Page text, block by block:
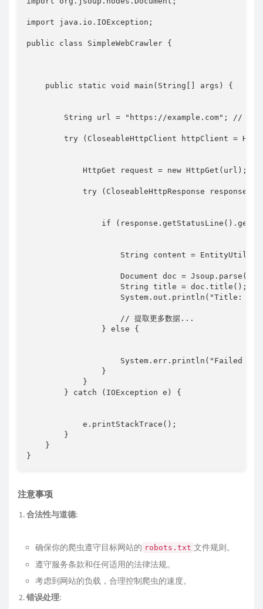
import java . io . IOException ;
public class SimpleWebCrawler {
public static void main ( String [ ] args ) {
String url = "https://example.com" ; // 替换
try ( CloseableHttpClient httpClient =
HttpGet request = new HttpGet ( url ) ;
try ( CloseableHttpResponse response
if ( response . getStatusLine ( ) .
String content = EntityUtils
Document doc = Jsoup . parse (
String title = doc . title ( ) ;
System . out . println ( "Title: "
// 提取更多数据...
} else {
System . err . println ( "Failed to
}
}
}
catch ( IOException e ) {
            e
. printStackTrace ( ) ;
}
}
}
注意事项
合法性与道德:
确保你的爬虫遵守目标网站的 robots.txt 文件规则。
遵守服务条款和任何适用的法律法规。
考虑到网站的负载，合理控制爬虫的速度。
错误处理: